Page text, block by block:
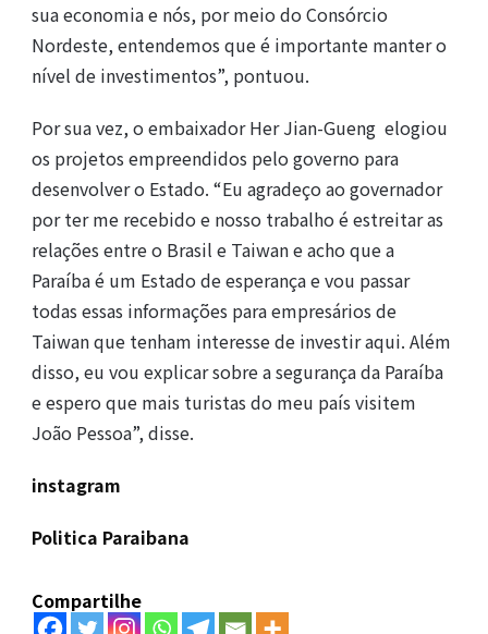
sua economia e nós, por meio do Consórcio
Nordeste, entendemos que é importante manter o
nível de investimentos”, pontuou.
Por sua vez, o embaixador Her Jian-Gueng elogiou
os projetos empreendidos pelo governo para
desenvolver o Estado. “Eu agradeço ao governador
por ter me recebido e nosso trabalho é estreitar as
relações entre o Brasil e Taiwan e acho que a
Paraíba é um Estado de esperança e vou passar
todas essas informações para empresários de
Taiwan que tenham interesse de investir aqui. Além
disso, eu vou explicar sobre a segurança da Paraíba
e espero que mais turistas do meu país visitem
João Pessoa”, disse.
instagram
Politica Paraibana
Compartilhe